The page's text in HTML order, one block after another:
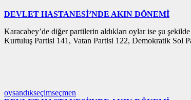
DEVLET HASTANESİ’NDE AKIN DÖNEMİ
Karacabey’de diğer partilerin aldıkları oylar ise şu
Kurtuluş Partisi 141, Vatan Partisi 122, Demokratik Sol
oysandıkseçimseçmen